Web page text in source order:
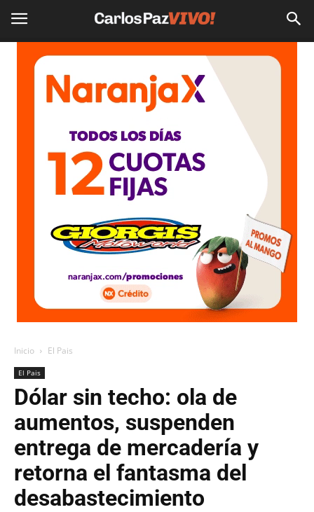
Inicio El Pais
El Pais
Dólar sin techo: ola de
aumentos, suspenden
entrega de mercadería y
retorna el fantasma del
desabastecimiento